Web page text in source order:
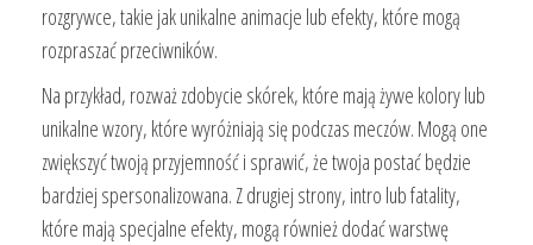
rozgrywce, takie jak unikalne animacje lub efekty, które mogą
rozpraszać przeciwników.
Na przykład, rozważ zdobycie skórek, które mają żywe kolory lub
unikalne wzory, które wyróżniają się podczas meczów. Mogą one
zwiększyć twoją przyjemność i sprawić, że twoja postać będzie
bardziej spersonalizowana. Z drugiej strony, intro lub fatality,
które mają specjalne efekty, mogą również dodać warstwę